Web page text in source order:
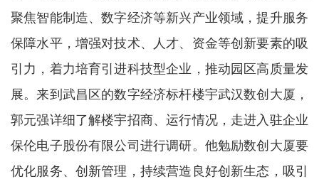
聚焦智能制造、数字经济等新兴产业领域，提升服务
保障水平，增强对技术、人才、资金等创新要素的吸
引力，着力培育引进科技型企业，推动园区高质量发
展。来到武昌区的数字经济标杆楼宇武汉数创大厦，
郭元强详细了解楼宇招商、运行情况，走进入驻企业
保伦电子股份有限公司进行调研。他勉励数创大厦要
优化服务、创新管理，持续营造良好创新生态，吸引